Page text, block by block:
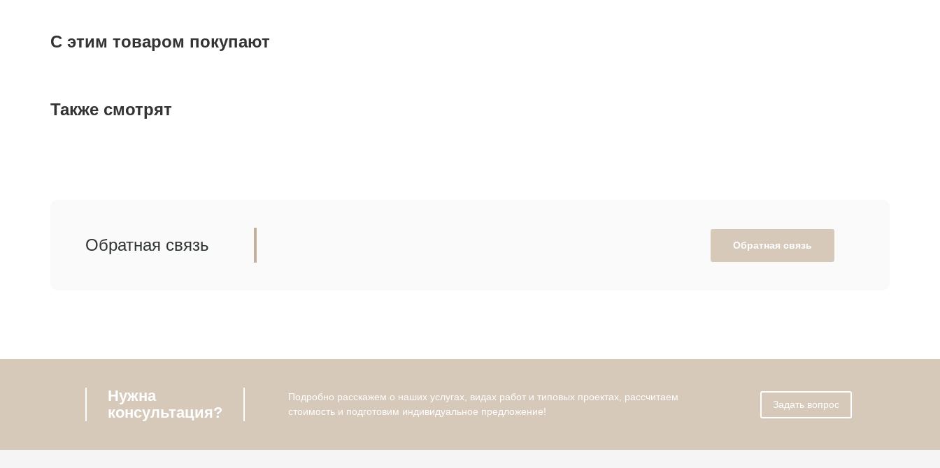
С этим товаром покупают
Также смотрят
Обратная связь Обратная связь
Нужна
консультация?
Подробно расскажем о наших услугах, видах работ и типовых проектах, рассчитаем
стоимость и подготовим индивидуальное предложение!
Задать вопрос